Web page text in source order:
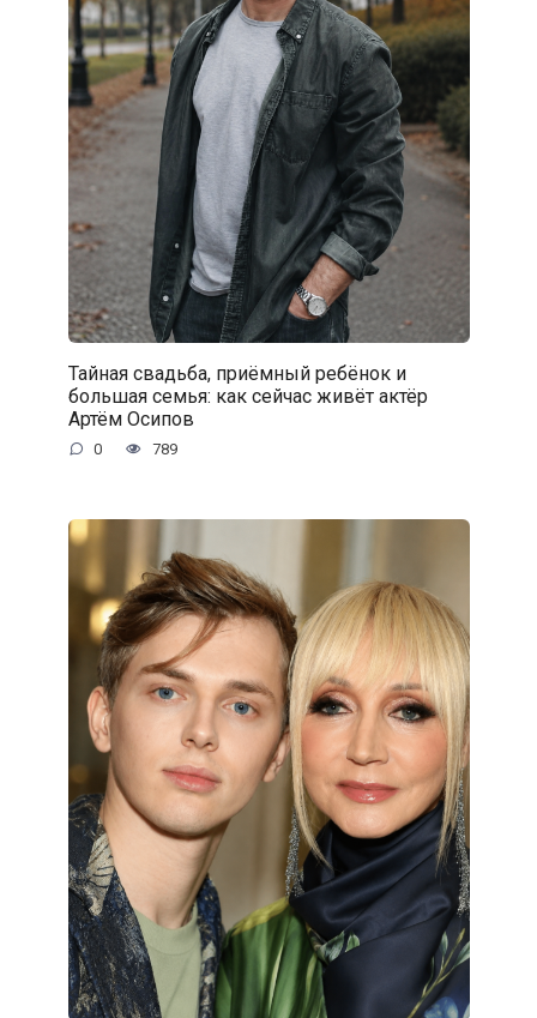
Тайная свадьба, приёмный ребёнок и
большая семья: как сейчас живёт актёр
Артём Осипов
0 789